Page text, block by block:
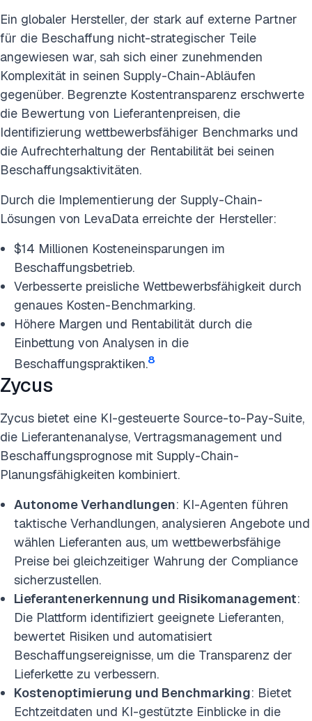
Ein globaler Hersteller, der stark auf externe Partner
für die Beschaffung nicht-strategischer Teile
angewiesen war, sah sich einer zunehmenden
Komplexität in seinen Supply-Chain-Abläufen
gegenüber. Begrenzte Kostentransparenz erschwerte
die Bewertung von Lieferantenpreisen, die
Identifizierung wettbewerbsfähiger Benchmarks und
die Aufrechterhaltung der Rentabilität bei seinen
Beschaffungsaktivitäten.
Durch die Implementierung der Supply-Chain-
Lösungen von LevaData erreichte der Hersteller:
$14 Millionen Kosteneinsparungen im
Beschaffungsbetrieb.
Verbesserte preisliche Wettbewerbsfähigkeit durch
genaues Kosten-Benchmarking.
Höhere Margen und Rentabilität durch die
Einbettung von Analysen in die
Beschaffungspraktiken.8
Zycus
Zycus bietet eine KI-gesteuerte Source-to-Pay-Suite,
die Lieferantenanalyse, Vertragsmanagement und
Beschaffungsprognose mit Supply-Chain-
Planungsfähigkeiten kombiniert.
Autonome Verhandlungen: KI-Agenten führen
taktische Verhandlungen, analysieren Angebote und
wählen Lieferanten aus, um wettbewerbsfähige
Preise bei gleichzeitiger Wahrung der Compliance
sicherzustellen.
Lieferantenerkennung und Risikomanagement:
Die Plattform identifiziert geeignete Lieferanten,
bewertet Risiken und automatisiert
Beschaffungsereignisse, um die Transparenz der
Lieferkette zu verbessern.
Kostenoptimierung und Benchmarking: Bietet
Echtzeitdaten und KI-gestützte Einblicke in die